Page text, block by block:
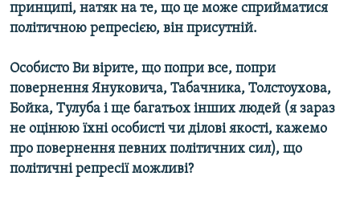
принципі, натяк на те, що це може сприйматися
політичною репресією, він присутній.
Особисто Ви вірите, що попри все, попри
повернення Януковича, Табачника, Толстоухова,
Бойка, Тулуба і ще багатьох інших людей (я зараз
не оцінюю їхні особисті чи ділові якості, кажемо
про повернення певних політичних сил), що
політичні репресії можливі?